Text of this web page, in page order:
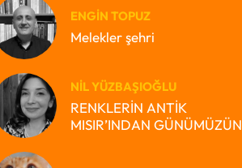
ENGIN TOPUZ
Melekler şehri
NIL YÜZBAŞIOĞLU
RENKLERİN ANTİK
MISIR’INDAN GÜNÜMÜZÜN